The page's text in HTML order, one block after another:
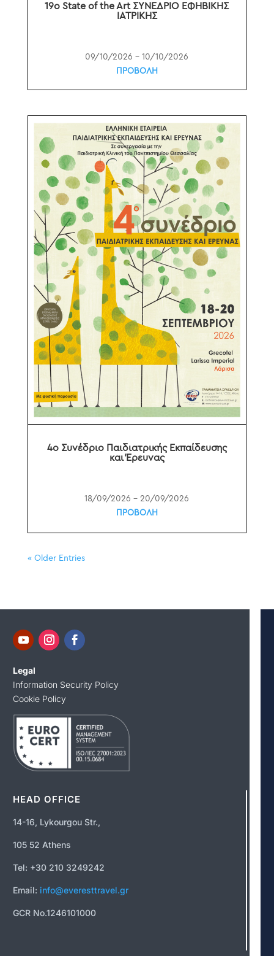
19o State of the Art ΣΥΝΕΔΡΙΟ ΕΦΗΒΙΚΗΣ
ΙΑΤΡΙΚΗΣ
09/10/2026 – 10/10/2026
ΠΡΟΒΟΛΗ
4o Συνέδριο Παιδιατρικής Εκπαίδευσης
και Έρευνας
18/09/2026 – 20/09/2026
ΠΡΟΒΟΛΗ
« Older Entries
Legal
Information Security Policy
Cookie Policy
HEAD OFFICE
14-16, Lykourgou Str.,
105 52 Athens
Tel: +30 210 3249242
Email: info@everesttravel.gr
GCR No.1246101000